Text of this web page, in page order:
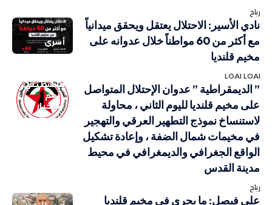
رباح
أسرى
نادي الأسير: الاحتلال يعتقل ويحقق ميدانياً
مع أكثر من 60 مواطناً خلال عدوانه على
مخيم قلنديا
LOAI LOAI
فلسطيني
أهم
الاخبار
” الديمقراطية ” عدوان الإحتلال المتواصل
على مخيم قلنديا لليوم الثاني ، محاولة
لاستنساخ نموذج التطهير العرقي والتهجير
في مخيمات شمال الضفة ، وإعادة تشكيل
الواقع الجغرافي والديمغرافي في محيط
مدينة القدس
رباح
علي فيصل: ما يجري في مخيم قلنديا